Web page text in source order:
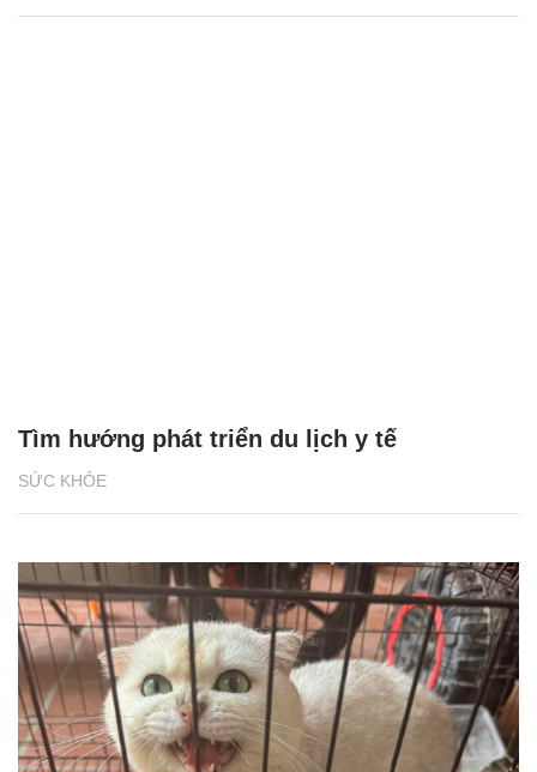
SỨC KHỎE
Tìm hướng phát triển du lịch y tế